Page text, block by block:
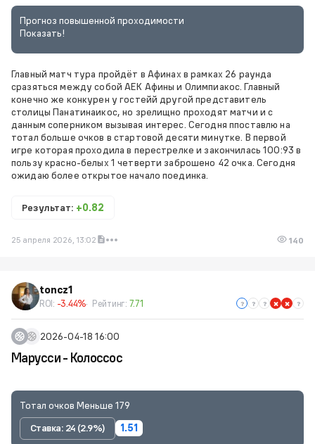
Прогноз повышенной проходимости
Показать!
Главный матч тура пройдёт в Афинах в рамках 26 раунда
сразяться между собой АЕК Афины и Олимпиакос. Главный
конечно же конкурен у гостейй другой представитель
столицы Панатинаикос, но зрелищно проходят матчи и с
данным соперником вызывая интерес. Сегодня ппоставлю на
тотал больше очков в стартовой десяти минутке. В первой
игре которая проходила в перестрелке и закончилась 100:93 в
пользу красно-белых 1 четверти заброшено 42 очка. Сегодня
ожидаю более открытое начало поединка.
Результат: +0.82
25 апреля 2026, 13:02 140
toncz1
ROI: -3.44% Рейтинг: 7.71
2026-04-18 16:00
Марусси - Колоссос
Тотал очков Меньше 179
Ставка: 24 (2.9%)
1.51